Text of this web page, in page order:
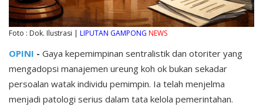
Foto : Dok. Ilustrasi | LIPUTAN GAMPONG NEWS
OPINI - Gaya kepemimpinan sentralistik dan otoriter yang
mengadopsi manajemen ureung koh ok bukan sekadar
persoalan watak individu pemimpin. Ia telah menjelma
menjadi patologi serius dalam tata kelola pemerintahan.